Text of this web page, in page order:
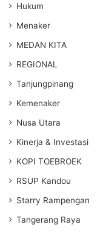
Hukum
Menaker
MEDAN KITA
REGIONAL
Tanjungpinang
Kemenaker
Nusa Utara
Kinerja & Investasi
KOPI TOEBROEK
RSUP Kandou
Starry Rampengan
Tangerang Raya